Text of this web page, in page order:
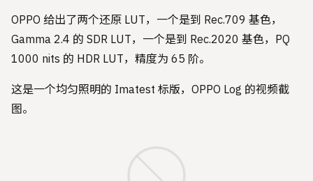
OPPO 给出了两个还原 LUT，一个是到 Rec.709 基色，
Gamma 2.4 的 SDR LUT，一个是到 Rec.2020 基色，PQ
1000 nits 的 HDR LUT，精度为 65 阶。
这是一个均匀照明的 Imatest 标版，OPPO Log 的视频截
图。